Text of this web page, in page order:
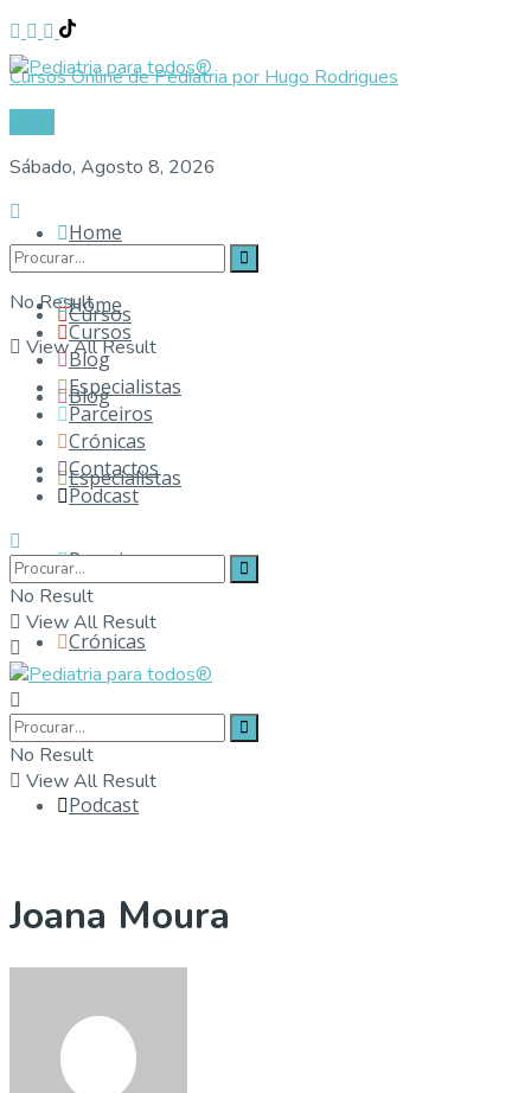
Cursos Online de Pediatria por Hugo Rodrigues
Sábado, Agosto 8, 2026
No Result
View All Result
Home
Cursos
Blog
Especialistas
Parceiros
Crónicas
Contactos
Podcast
Home
Cursos
Blog
Especialistas
Parceiros
Crónicas
Contactos
Podcast
No Result
View All Result
No Result
View All Result
Joana Moura